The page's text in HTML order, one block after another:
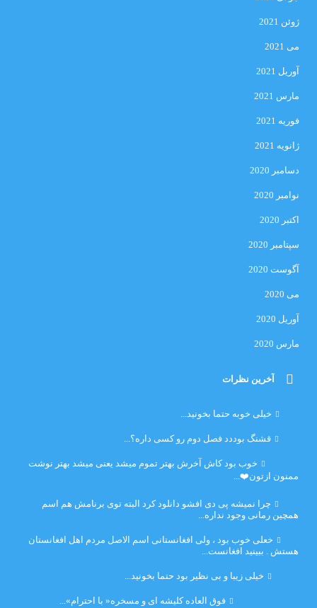
ژوئن 2021
می 2021
آوریل 2021
مارس 2021
فوریه 2021
ژانویه 2021
دسامبر 2020
نوامبر 2020
اکتبر 2020
سپتامبر 2020
آگوست 2020
می 2020
آوریل 2020
مارس 2020
آخرین نظرات
خیلی خوبه حتما بخونید...
قشنگ بوددد فصل دوم رو کسی داره؟...
خوب بود کاش آخرش بهتر تموم میشد یعنی میشد بهتر نوشت
ممنون ازتون❤️...
چرا نمیشه پی دی افشو دانلود کرد البته توی برنامش هم اسم
همچین رمانی وجود نداره...
خعلی خوب بود ، ولی افغانستانی اسم الاصل مردم اهل افغانستان
هستش . ببینید افغانست...
خیلی زیبا و بی نظیر بود حتما بخونید...
فوق العاده کلیشه ای و مسخره« با احترام»...